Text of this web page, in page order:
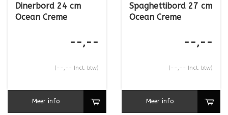
Dinerbord 24 cm
Ocean Creme
--,--
(--,-- Incl. btw)
Meer info
Spaghettibord 27 cm
Ocean Creme
--,--
(--,-- Incl. btw)
Meer info